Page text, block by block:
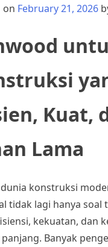
on February 21, 2026
Kuat,
Lama
konstruksi
tidak lagi hanya soal
kekuatan, dan
Banyak